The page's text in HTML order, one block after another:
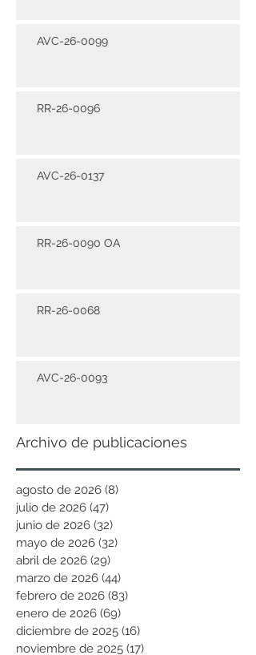
AVC-26-0099
RR-26-0096
AVC-26-0137
RR-26-0090 OA
RR-26-0068
AVC-26-0093
Archivo de publicaciones
agosto de 2026 (8)
julio de 2026 (47)
junio de 2026 (32)
mayo de 2026 (32)
abril de 2026 (29)
marzo de 2026 (44)
febrero de 2026 (83)
enero de 2026 (69)
diciembre de 2025 (16)
noviembre de 2025 (17)